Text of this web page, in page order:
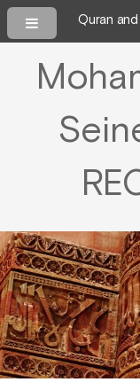
Quran and